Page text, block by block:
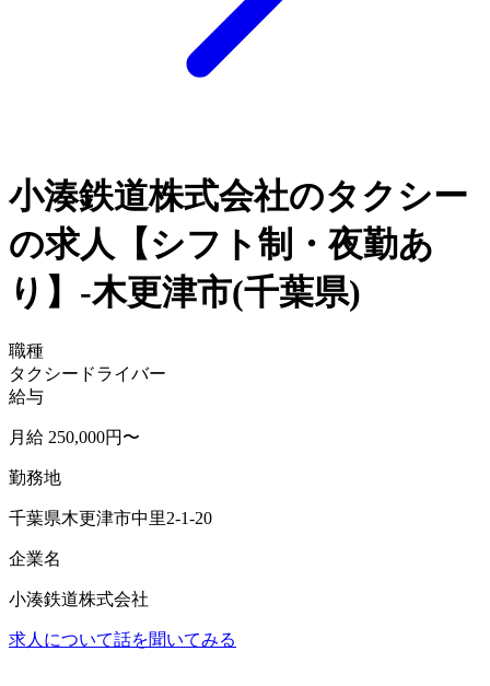
小湊鉄道株式会社のタクシー
の求人【シフト制・夜勤あ
り】-木更津市(千葉県)
職種
タクシードライバー
給与
月給 250,000円〜
勤務地
千葉県木更津市中里2-1-20
企業名
小湊鉄道株式会社
求人について話を聞いてみる